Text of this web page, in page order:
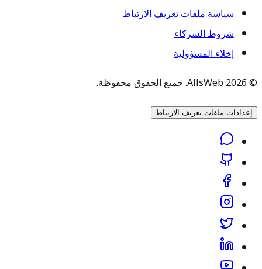
سياسة ملفات تعريف الارتباط
شروط الشركاء
إخلاء المسؤولية
© 2026 AllsWeb. جميع الحقوق محفوظة.
إعدادات ملفات تعريف الارتباط